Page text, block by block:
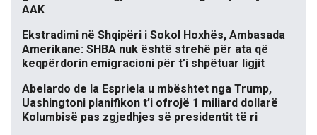
AAK
Ekstradimi në Shqipëri i Sokol Hoxhës, Ambasada
Amerikane: SHBA nuk është strehë për ata që
keqpërdorin emigracioni për t’i shpëtuar ligjit
Abelardo de la Espriela u mbështet nga Trump,
Uashingtoni planifikon t’i ofrojë 1 miliard dollarë
Kolumbisë pas zgjedhjes së presidentit të ri